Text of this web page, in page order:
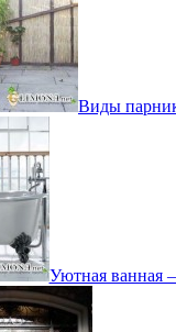
Виды
Уютная ванная